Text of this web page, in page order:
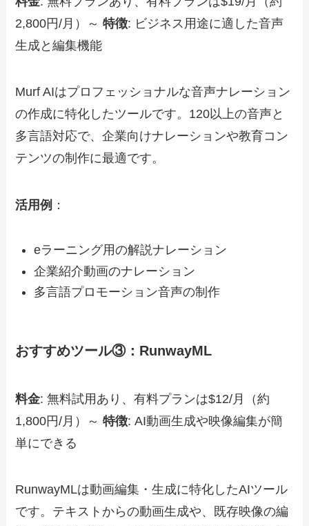
2,800円/月）～特徴: ビジネス用途に適した音声
生成と編集機能
Murf AIはプロフェッショナルな音声ナレーション
の作成に特化したツールです。120以上の音声と
多言語対応で、企業向けナレーションや教育コン
テンツの制作に最適です。
活用例 ：
eラーニング用の解説ナレーション
企業紹介動画のナレーション
多言語プロモーション音声の制作
おすすめツール③：RunwayML
料金: 無料試用あり、有料プランは$12/月（約
1,800円/月）～特徴: AI動画生成や映像編集が簡
単にできる
RunwayMLは動画編集・生成に特化したAIツール
です。テキストからの動画生成や、既存映像の編